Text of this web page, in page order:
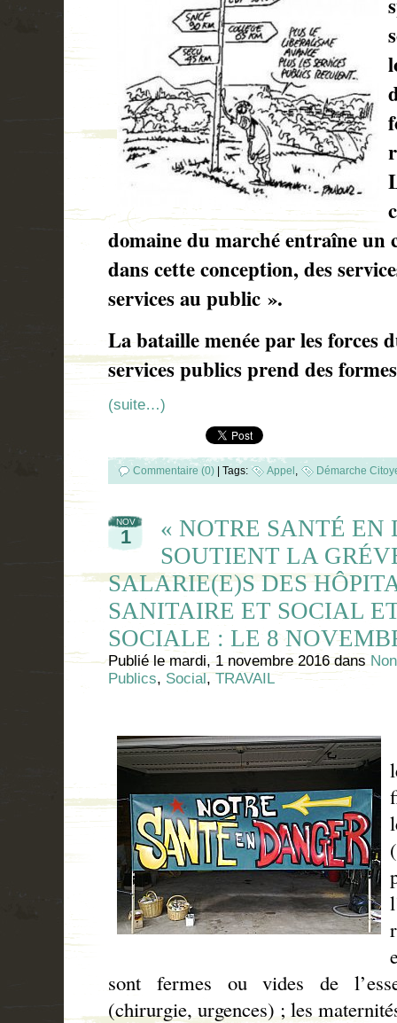
domaine du marché entraîne un
dans cette conception, des
services au public ».
La bataille menée par les forces
services publics prend des
(suite…)
Commentaire (0) | Tags: Appel Démarche
NOV
1
« NOTRE SANTÉ EN
SOUTIENT LA
SALARIE(E)S DES
SANITAIRE ET SOCIAL
SOCIALE : LE 8
Publié lemardi, 1 novembre 2016dans
Publics, Social,TRAVAIL
sont fermes ou vides de
(chirurgie, urgences) ; les